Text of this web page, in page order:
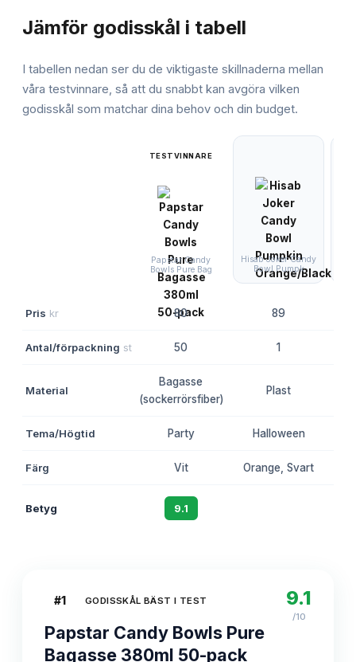
Jämför godisskål i tabell
I tabellen nedan ser du de viktigaste skillnaderna mellan
våra testvinnare, så att du snabbt kan avgöra vilken
godisskål som matchar dina behov och din budget.
TESTVINNARE
Papstar Candy
Bowls Pure Bag
Hisab Joker Candy
Bowl Pumpk
Pris kr 80 89
Antal/förpackning st 50 1
Material
Bagasse
(sockerrörsfiber)
Plast
Tema/Högtid Party Halloween
Färg Vit Orange, Svart
Betyg 9.1
#1 GODISSKÅL BÄST I TEST
Papstar Candy Bowls Pure
Bagasse 380ml 50-pack
9.1
/10